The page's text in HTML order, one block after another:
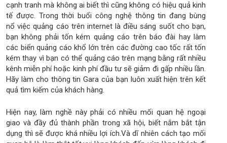
cạnh tranh mà không ai biết thì cũng không có hiệu quả kinh
tế được. Trong thời buổi công nghệ thông tin đang bùng
nổ việc quảng cáo trên internet là điều sáng suốt cho bạn,
bạn không phải tốn kém quảng cáo trên báo đài hay làm
các biển quảng cáo khổ lớn trên các đường cao tốc rất tốn
kém thay vì bạn có thể quảng cáo trên mạng bằng rất nhiều
kênh miễn phí hoặc kinh phí đầu tư sẽ giảm đi gấp nhiều lần.
Hãy làm cho thông tin Gara của bạn luôn xuất hiện trên kết
quả tìm kiếm của khách hàng.
Hiện nay, làm nghề này phải có nhiều mối quan hệ ngoại
giao và đầy đủ thành phần trong xã hội, biết nắm bắt tận
dụng thì sẽ được khá nhiều lợi ích.Và dĩ nhiên cách tạo mối